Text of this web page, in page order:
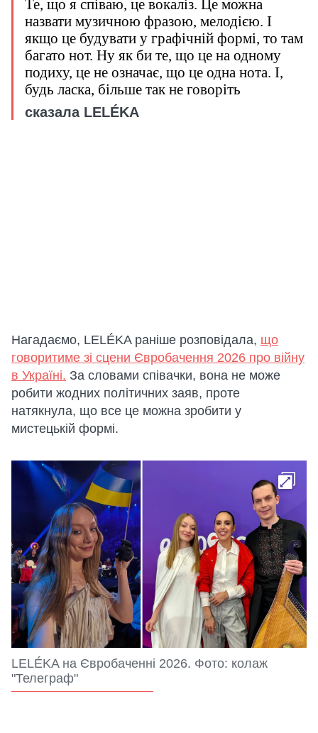
Те, що я співаю, це вокаліз. Це можна
назвати музичною фразою, мелодією. І
якщо це будувати у графічній формі, то там
багато нот. Ну як би те, що це на одному
подиху, це не означає, що це одна нота. І,
будь ласка, більше так не говоріть
сказала LELÉKA
Нагадаємо, LELÉKA раніше розповідала, що
говоритиме зі сцени Євробачення 2026 про війну
в Україні. За словами співачки, вона не може
робити жодних політичних заяв, проте
натякнула, що все це можна зробити у
мистецькій формі.
LELÉKA на Євробаченні 2026. Фото: колаж
"Телеграф"